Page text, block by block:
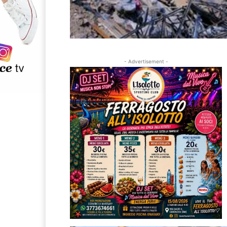
- Advertisement -